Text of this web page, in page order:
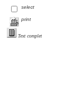
select
print
Text complet